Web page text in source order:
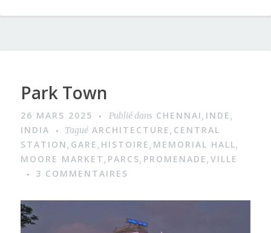
Park Town
26 MARS 2025 Publié dans CHENNAI, INDE,
INDIA Tagué ARCHITECTURE, CENTRAL
STATION, GARE, HISTOIRE, MEMORIAL HALL,
MOORE MARKET, PARCS, PROMENADE,VILLE
3 COMMENTAIRES